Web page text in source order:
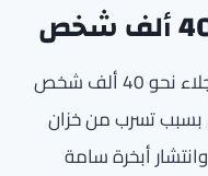
أصدرت السلطات الأميركية أوامر بإجلاء نحو 40 ألف شخص
بسبب تسرب من خزان
أبخرة سامة